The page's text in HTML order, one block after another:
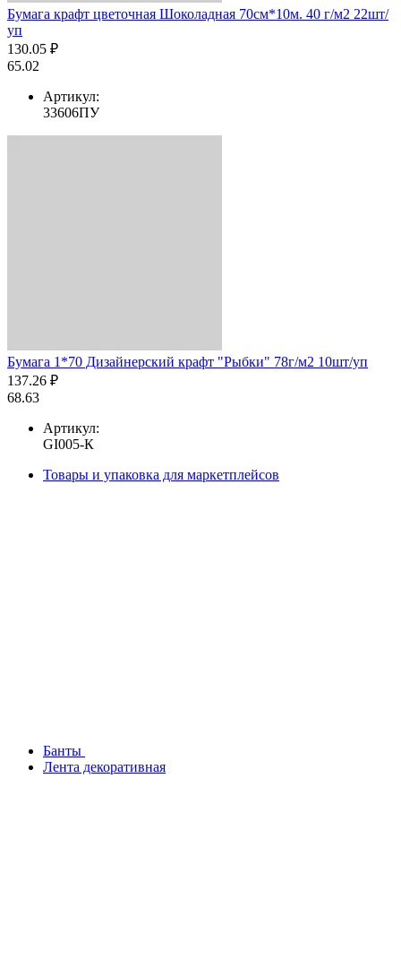
Бумага крафт цветочная Шоколадная 70см*10м. 40 г/м2 22шт/
уп
130.05 ₽
65.02
Артикул:
33606ПУ
Бумага 1*70 Дизайнерский крафт "Рыбки" 78г/м2 10шт/уп
137.26 ₽
68.63
Артикул:
GI005-К
Товары и упаковка для маркетплейсов
Банты
Лента декоративная